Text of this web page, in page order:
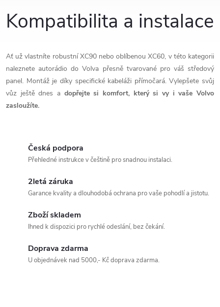
Kompatibilita a instalace
Ať už vlastníte robustní XC90 nebo oblíbenou XC60, v této kategorii
naleznete autorádio do Volva přesně tvarované pro váš středový
panel. Montáž je díky specifické kabeláži přímočará. Vylepšete svůj
vůz ještě dnes a dopřejte si komfort, který si vy i vaše Volvo
zasloužíte.
Česká podpora
Přehledné instrukce v češtině pro snadnou instalaci.
2letá záruka
Garance kvality a dlouhodobá ochrana pro vaše pohodlí a jistotu.
Zboží skladem
Ihned k dispozici pro rychlé odeslání, bez čekání.
Doprava zdarma
U objednávek nad 5000,- Kč doprava zdarma.